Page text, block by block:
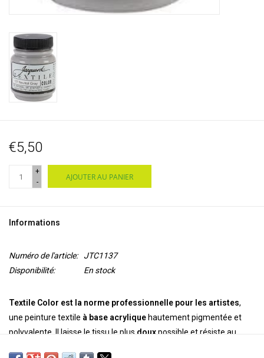
€5,50
+
-
AJOUTER AU PANIER
Informations
Numéro de l'article:
JTC1137
Disponibilité:
En stock
Textile Color est la norme professionnelle pour les artistes,
une peinture textile à base acrylique hautement pigmentée et
polyvalente. Il laisse le tissu le plus douxpossible et résiste au